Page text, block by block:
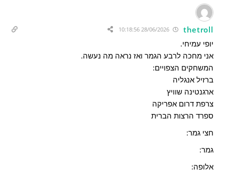
thetroll
28/06/2026 10:18:56
יופי עמיחי.
אני מחכה לרבע הגמר ואז נראה מה נעשה.
המשחקים הצפויים:
ברזיל אנגליה
ארגנטינה שוויץ
צרפת דרום אפריקה
ספרד הרצות הברית
חצי גמר:
גמר:
אלופה: